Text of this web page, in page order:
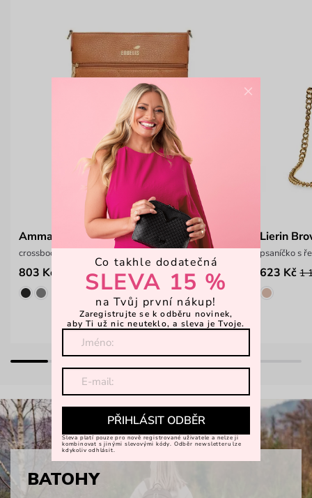
Amma Brown
crossbody kabelka na kočárek Engelis
803 Kč 1 199 Kč
Lierin
psaníčko s
623 Kč 1
BATOHY
×
Co takhle dodatečná
SLEVA 15 %
na Tvůj první nákup!
Zaregistrujte se k odběru novinek,
aby Ti už nic neuteklo, a sleva je Tvoje.
PŘIHLÁSIT ODBĚR
Sleva platí pouze pro nově registrované uživatele a nelze ji
kombinovat s jinými slevovými kódy. Odběr newsletteru lze
kdykoliv odhlásit.